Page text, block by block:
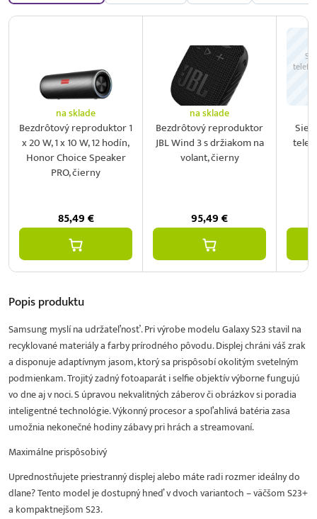
na sklade
Bezdrôtový reproduktor 1
x 20 W, 1 x 10 W, 12 hodín,
Honor Choice Speaker
PRO, čierny
85,49€
na sklade
Bezdrôtový reproduktor
JBL Wind 3 s držiakom na
volant, čierny
95,49€
Popisproduktu
Samsung myslí na udržateľnosť. Pri výrobe modelu Galaxy S23 stavil na
recyklované materiály a farby prírodného pôvodu. Displej chráni váš zrak
a disponuje adaptívnym jasom, ktorý sa prispôsobí okolitým svetelným
podmienkam. Trojitý zadný fotoaparát i selfie objektív výborne fungujú
vo dne aj v noci. S úpravou nekvalitných záberov či obrázkov si poradia
inteligentné technológie. Výkonný procesor a spoľahlivá batéria zasa
umožnia nekonečné hodiny zábavy pri hrách a streamovaní.
Maximálne prispôsobivý
Uprednostňujete priestranný displej alebo máte radi rozmer ideálny do
dlane? Tento model je dostupný hneď v dvoch variantoch – väčšom S23+
a kompaktnejšom S23.